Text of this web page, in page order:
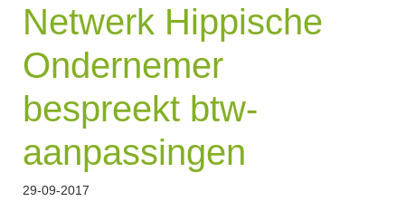
Netwerk Hippische
Ondernemer
bespreekt btw-
aanpassingen
29-09-2017